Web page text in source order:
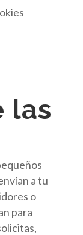
las
a tu
o
para